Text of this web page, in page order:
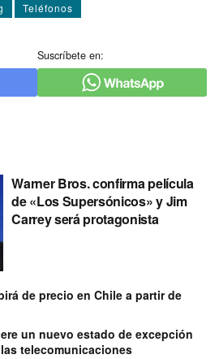
Teléfonos
Suscríbete en:
Warner Bros. confirma película
de «Los Supersónicos» y Jim
Carrey será protagonista
de precio en Chile a partir de
un nuevo estado de excepción
telecomunicaciones